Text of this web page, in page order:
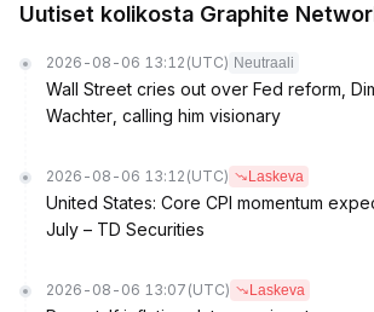
Uutiset kolikosta Graphite
2026-08-06 13:12 (UTC) Neutraali
Wall Street cries out over Fed reform,
Wachter, calling him visionary
2026-08-06 13:12 (UTC) Laskeva
United States: Core CPI momentum
July – TD Securities
2026-08-06 13:07 (UTC) Laskeva